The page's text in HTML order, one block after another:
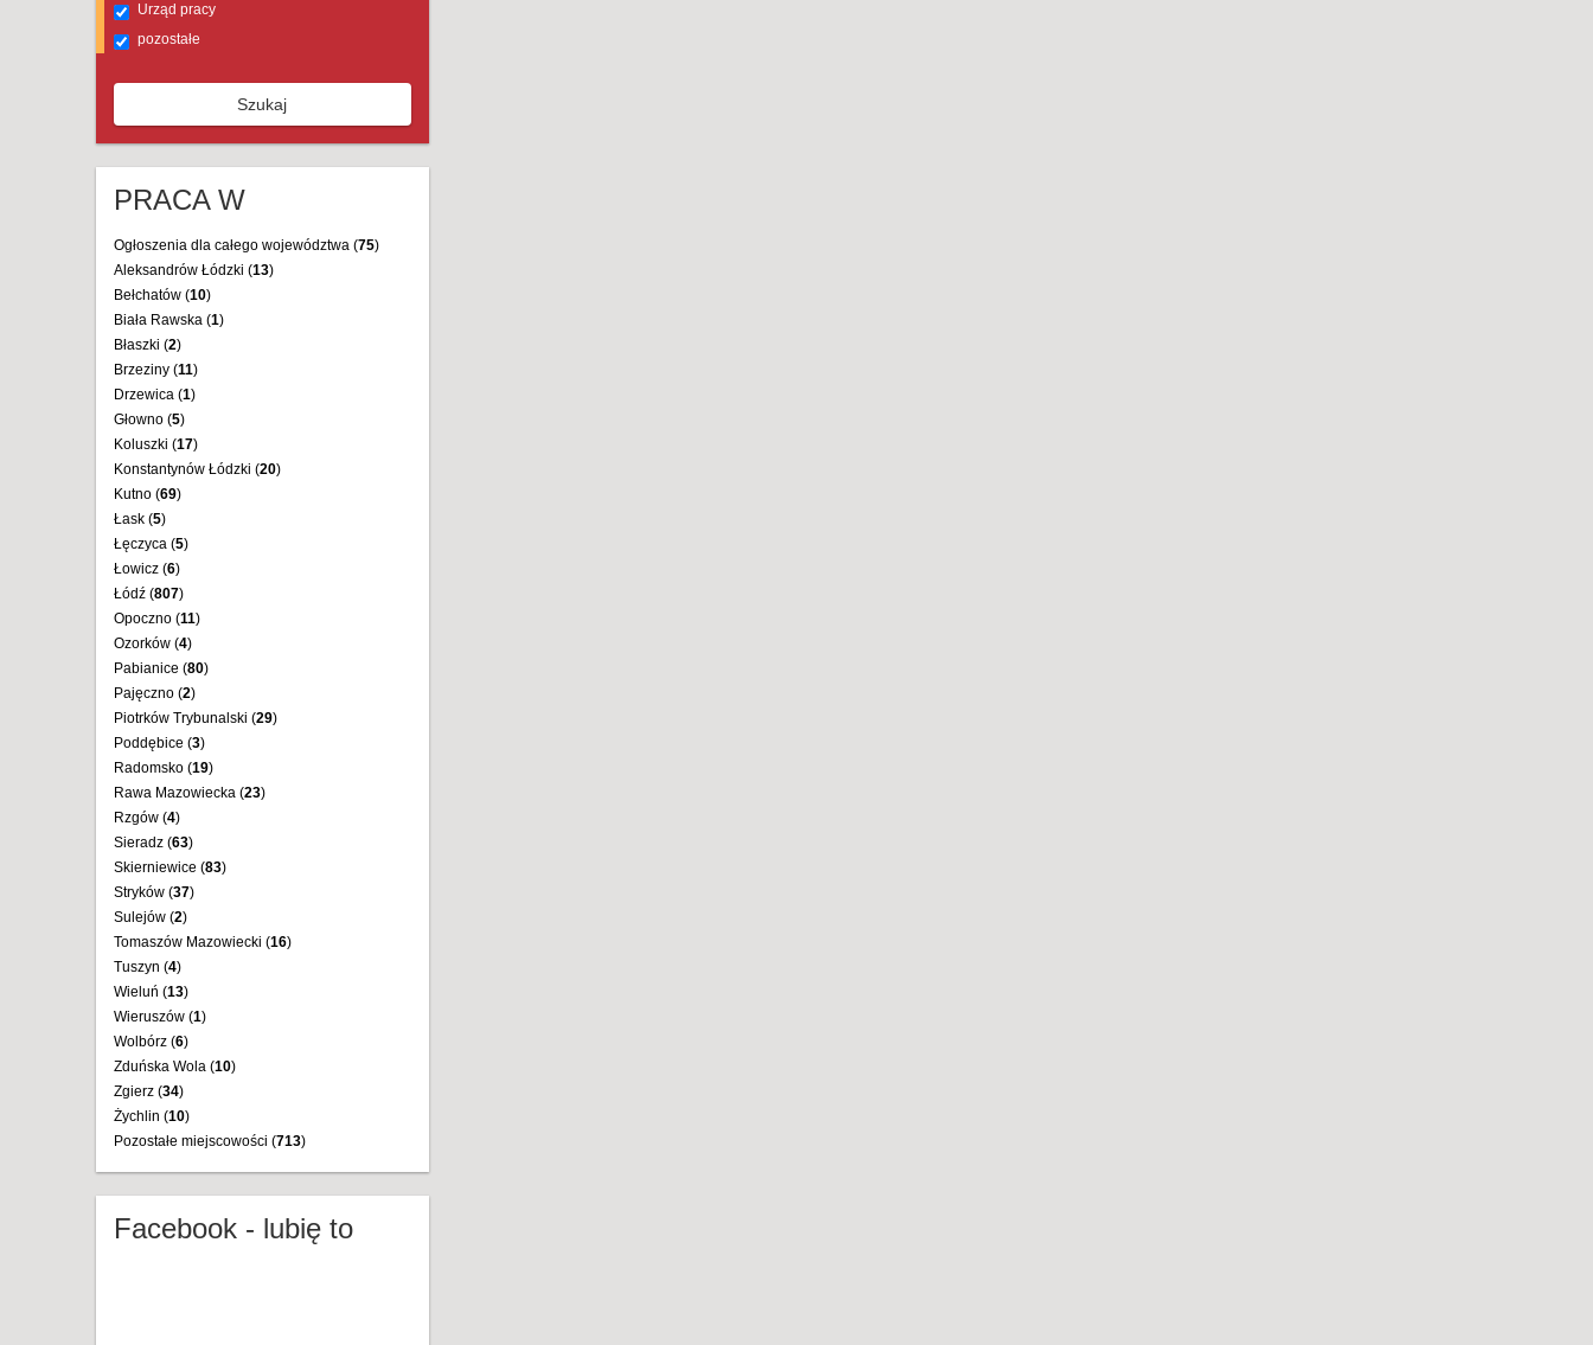
Urząd pracy
pozostałe
Szukaj
PRACA W
Ogłoszenia dla całego województwa (75)
Aleksandrów Łódzki (13)
Bełchatów (10)
Biała Rawska (1)
Błaszki (2)
Brzeziny (11)
Drzewica (1)
Głowno (5)
Koluszki (17)
Konstantynów Łódzki (20)
Kutno (69)
Łask (5)
Łęczyca (5)
Łowicz (6)
Łódź (807)
Opoczno (11)
Ozorków (4)
Pabianice (80)
Pajęczno (2)
Piotrków Trybunalski (29)
Poddębice (3)
Radomsko (19)
Rawa Mazowiecka (23)
Rzgów (4)
Sieradz (63)
Skierniewice (83)
Stryków (37)
Sulejów (2)
Tomaszów Mazowiecki (16)
Tuszyn (4)
Wieluń (13)
Wieruszów (1)
Wolbórz (6)
Zduńska Wola (10)
Zgierz (34)
Żychlin (10)
Pozostałe miejscowości (713)
Facebook - lubię to